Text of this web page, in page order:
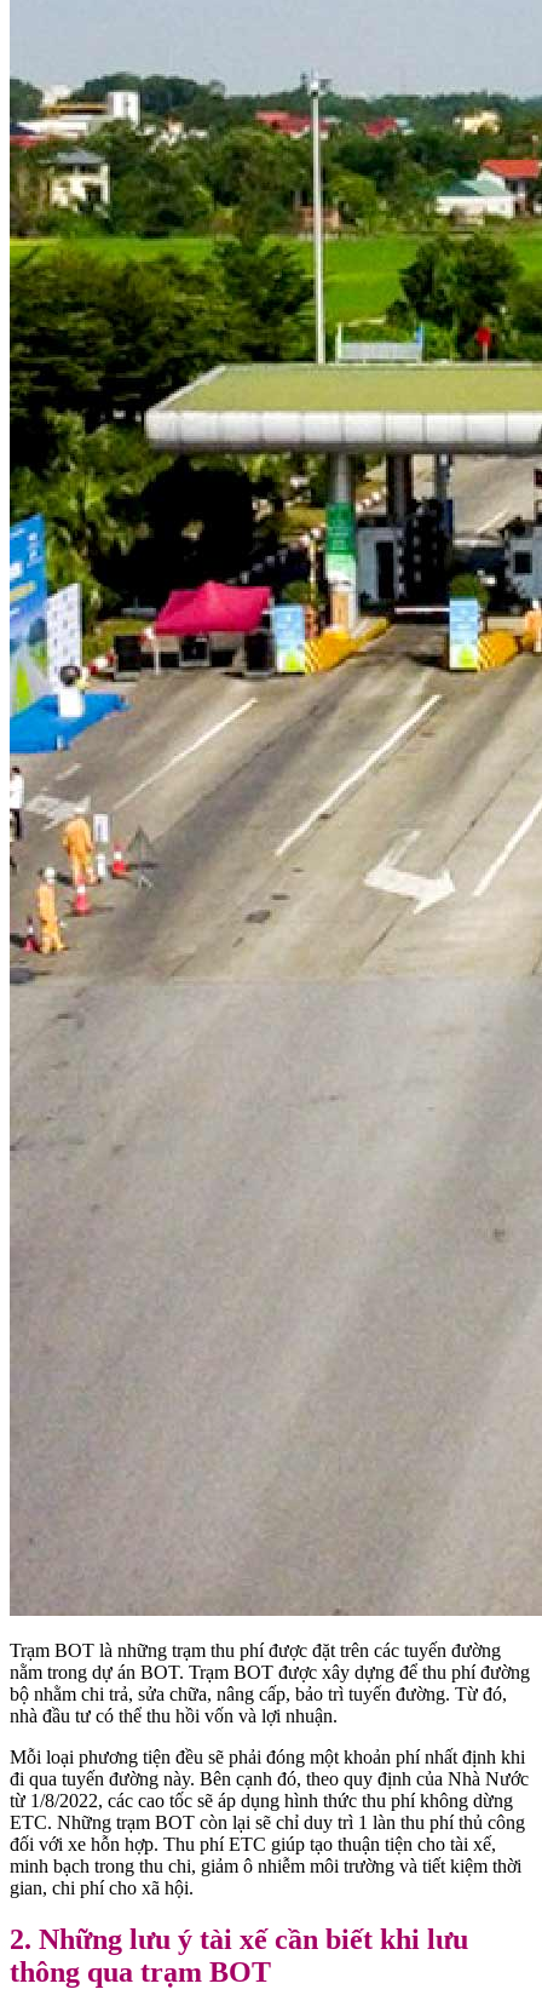
Trạm BOT là những trạm thu phí được đặt trên các tuyến đường
nằm trong dự án BOT. Trạm BOT được xây dựng để thu phí đường
bộ nhằm chi trả, sửa chữa, nâng cấp, bảo trì tuyến đường. Từ đó,
nhà đầu tư có thể thu hồi vốn và lợi nhuận.
Mỗi loại phương tiện đều sẽ phải đóng một khoản phí nhất định khi
đi qua tuyến đường này. Bên cạnh đó, theo quy định của Nhà Nước
từ 1/8/2022, các cao tốc sẽ áp dụng hình thức thu phí không dừng
ETC. Những trạm BOT còn lại sẽ chỉ duy trì 1 làn thu phí thủ công
đối với xe hỗn hợp. Thu phí ETC giúp tạo thuận tiện cho tài xế,
minh bạch trong thu chi, giảm ô nhiễm môi trường và tiết kiệm thời
gian, chi phí cho xã hội.
2. Những lưu ý tài xế cần biết khi lưu
thông qua trạm BOT